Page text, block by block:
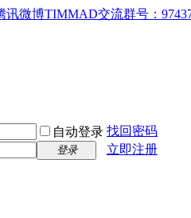
讯微博TIMMAD交流群号：
自动登录 找回密码
登录 立即注册